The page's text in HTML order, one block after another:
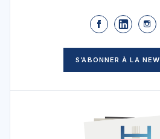
S’ABONNER À LA